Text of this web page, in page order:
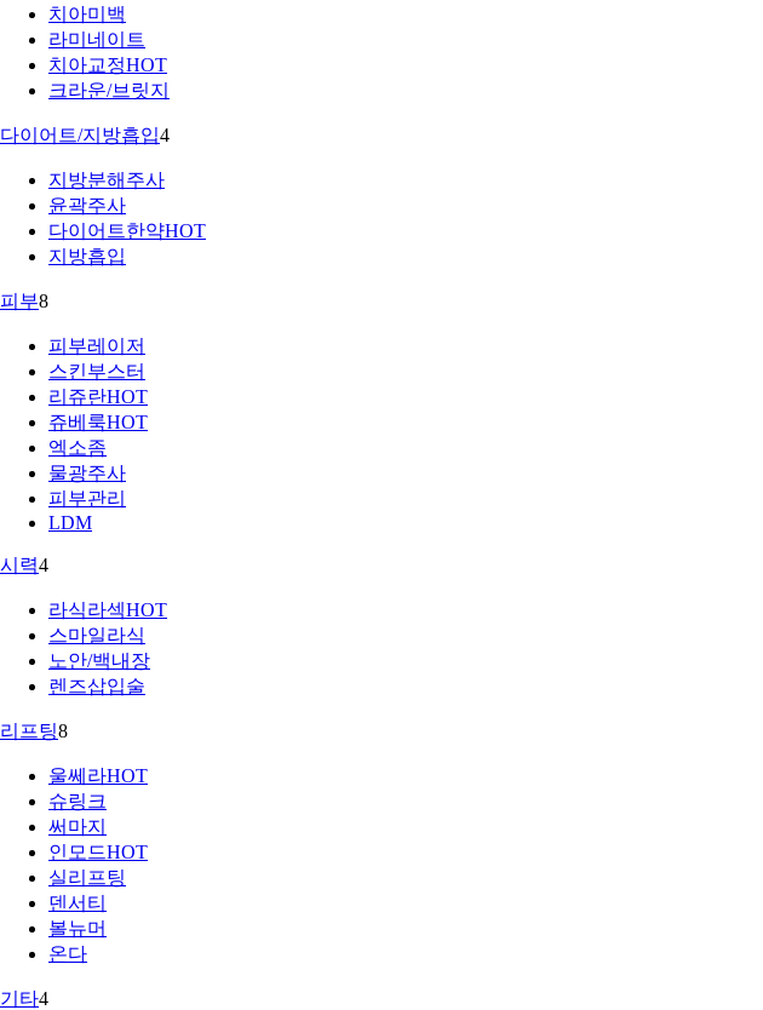
치아미백
라미네이트
치아교정HOT
크라운/브릿지
다이어트/지방흡입4
지방분해주사
윤곽주사
다이어트한약HOT
지방흡입
피부8
피부레이저
스킨부스터
리쥬란HOT
쥬베룩HOT
엑소좀
물광주사
피부관리
LDM
시력4
라식라섹HOT
스마일라식
노안/백내장
렌즈삽입술
리프팅8
울쎄라HOT
슈링크
써마지
인모드HOT
실리프팅
덴서티
볼뉴머
온다
기타4